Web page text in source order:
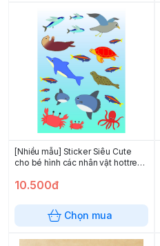
[Nhiều mẫu] Sticker Siêu Cute
cho bé hình các nhân vật hottrend
10.500đ
Chọn mua